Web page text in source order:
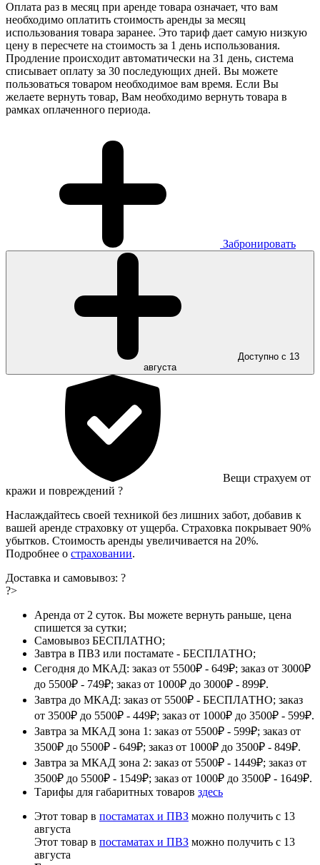
Оплата раз в месяц при аренде товара означает, что вам
необходимо оплатить стоимость аренды за месяц
использования товара заранее. Это тариф дает самую низкую
цену в пересчете на стоимость за 1 день использования.
Продление происходит автоматически на 31 день, система
списывает оплату за 30 последующих дней. Вы можете
пользоваться товаром необходимое вам время. Если Вы
желаете вернуть товар, Вам необходимо вернуть товара в
рамках оплаченного периода.
Забронировать
Доступно с 13
августа
Вещи страхуем от
кражи и повреждений ?
Наслаждайтесь своей техникой без лишних забот, добавив к
вашей аренде страховку от ущерба. Страховка покрывает 90%
убытков. Стоимость аренды увеличивается на 20%.
Подробнее о страховании.
Доставка и самовывоз: ?
?>
Аренда от 2 суток. Вы можете вернуть раньше, цена
спишется за сутки;
Самовывоз БЕСПЛАТНО;
Завтра в ПВЗ или постамате - БЕСПЛАТНО;
Сегодня до МКАД: заказ от 5500₽ - 649₽; заказ от 3000₽
до 5500₽ - 749₽; заказ от 1000₽ до 3000₽ - 899₽.
Завтра до МКАД: заказ от 5500₽ - БЕСПЛАТНО; заказ
от 3500₽ до 5500₽ - 449₽; заказ от 1000₽ до 3500₽ - 599₽.
Завтра за МКАД зона 1: заказ от 5500₽ - 599₽; заказ от
3500₽ до 5500₽ - 649₽; заказ от 1000₽ до 3500₽ - 849₽.
Завтра за МКАД зона 2: заказ от 5500₽ - 1449₽; заказ от
3500₽ до 5500₽ - 1549₽; заказ от 1000₽ до 3500₽ - 1649₽.
Тарифы для габаритных товаров здесь
Этот товар в постаматах и ПВЗ можно получить с 13
августа
Этот товар в постаматах и ПВЗ можно получить с 13
августа